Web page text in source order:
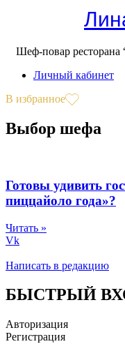
Шеф-повар ресторана
Личный кабинет
В избранное
Выбор шефа
Готовы удивить
пиццайоло года»?
Читать »
Vk
Написать в редакцию
БЫСТРЫЙ
Авторизация
Регистрация